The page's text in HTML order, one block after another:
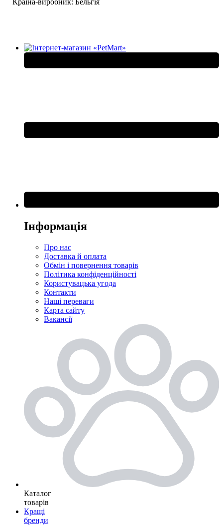
Інформація
Про нас
Доставка й оплата
Обмін і повернення товарів
Політика конфіденційності
Користувацька угода
Контакти
Наші переваги
Карта сайту
Вакансії
Каталог
товарів
Кращі
бренди